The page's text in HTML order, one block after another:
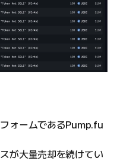
ォームであるPump.fu
が大量売却を続けてい